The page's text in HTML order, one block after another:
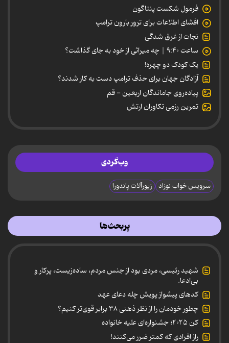
فرمول شکست پنتاگون
افشای اطلاعات برای ترور بارون ترامپ
نجات از غرق شدگی
ساعت ۹:۴۰ | چه میراثی از خود به جای گذاشت؟
یک کودک دو چهره!
آزادگان جهان برای حذف ترامپ دست به کار شدند؟
پیاده‌روی جاماندگان اربعین - قم
تمرین رزمی تکاوران ارتش
وب‌گردی
سرویس خواب نوزاد زیورآلات پاندورا
پربحث‌ها
شهید رئیسی، مردی بود از جنس مردم، ساده‌زیست، پرکار و
بی‌ادعا.
کدهای پیشواز پویش چله دعای عهد
چطور خودمان را از نظر ذهنی ۳۸ برابر قوی‌تر کنیم؟
کن ۲۰۲۵؛ جشنواره‌ای علیه خانواده
راز افرادی که کمتر ضرر می‌کنند!